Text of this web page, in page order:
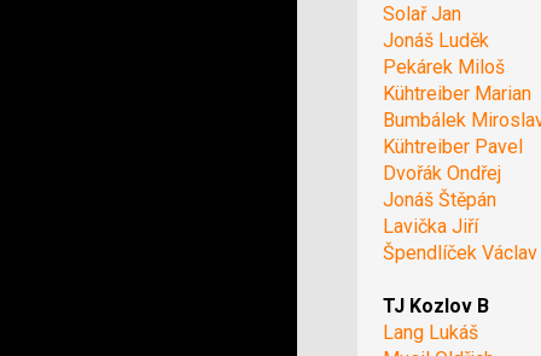
Solař Jan
Jonáš Luděk
Pekárek Miloš
Kühtreiber Marian
Bumbálek
Kühtreiber Pavel
Dvořák Ondřej
Jonáš Štěpán
Lavička Jiří
Špendlíček Václav
TJ Kozlov B
Lang Lukáš